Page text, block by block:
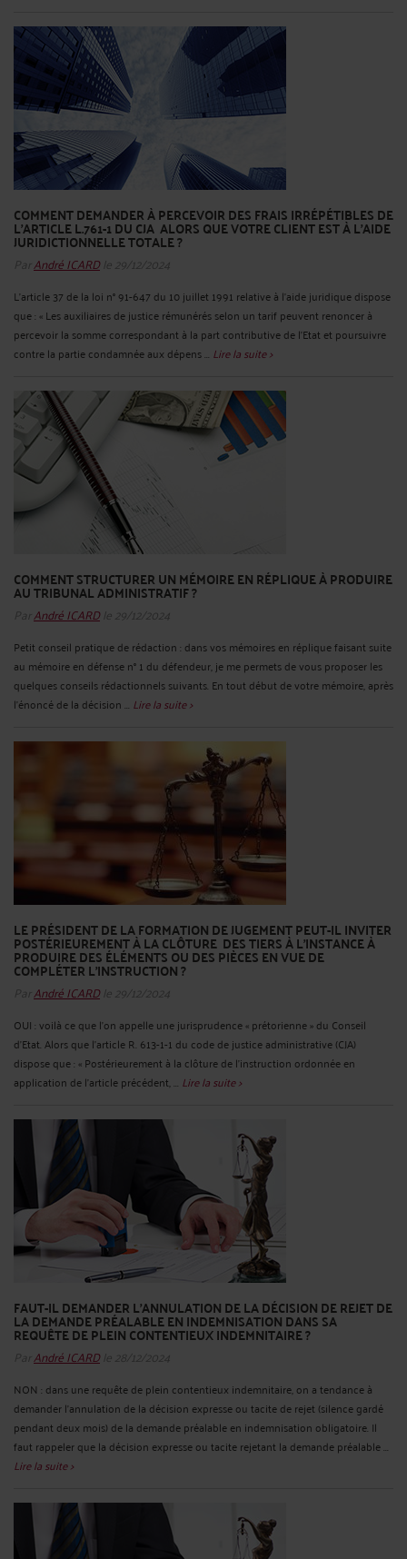
COMMENT DEMANDER À PERCEVOIR DES FRAIS IRRÉPÉTIBLES DE
L’ARTICLE L.761-1 DU CJA ALORS QUE VOTRE CLIENT EST À L’AIDE
JURIDICTIONNELLE TOTALE ?
ParAndré ICARDle 29/12/2024
L’article 37 de la loi n° 91-647 du 10 juillet 1991 relative à l'aide juridique dispose
que : « Les auxiliaires de justice rémunérés selon un tarif peuvent renoncer à
percevoir la somme correspondant à la part contributive de l'Etat et poursuivre
contre la partie condamnée aux dépens ... Lire la suite >
COMMENT STRUCTURER UN MÉMOIRE EN RÉPLIQUE À PRODUIRE
AU TRIBUNAL ADMINISTRATIF ?
ParAndré ICARDle 29/12/2024
Petit conseil pratique de rédaction : dans vos mémoires en réplique faisant suite
au mémoire en défense n° 1 du défendeur, je me permets de vous proposer les
quelques conseils rédactionnels suivants. En tout début de votre mémoire, après
l’énoncé de la décision ... Lire la suite >
LE PRÉSIDENT DE LA FORMATION DE JUGEMENT PEUT-IL INVITER
POSTÉRIEUREMENT À LA CLÔTURE DES TIERS À L’INSTANCE À
PRODUIRE DES ÉLÉMENTS OU DES PIÈCES EN VUE DE
COMPLÉTER L’INSTRUCTION ?
ParAndré ICARDle 29/12/2024
OUI : voilà ce que l’on appelle une jurisprudence « prétorienne » du Conseil
d’Etat. Alors que l’article R. 613-1-1 du code de justice administrative (CJA)
dispose que : « Postérieurement à la clôture de l'instruction ordonnée en
application de l'article précédent, ... Lire la suite >
FAUT-IL DEMANDER L’ANNULATION DE LA DÉCISION DE REJET DE
LA DEMANDE PRÉALABLE EN INDEMNISATION DANS SA
REQUÊTE DE PLEIN CONTENTIEUX INDEMNITAIRE ?
ParAndré ICARDle 28/12/2024
NON : dans une requête de plein contentieux indemnitaire, on a tendance à
demander l’annulation de la décision expresse ou tacite de rejet (silence gardé
pendant deux mois) de la demande préalable en indemnisation obligatoire. Il
faut rappeler que la décision expresse ou tacite rejetant la demande préalable ...
Lire la suite >